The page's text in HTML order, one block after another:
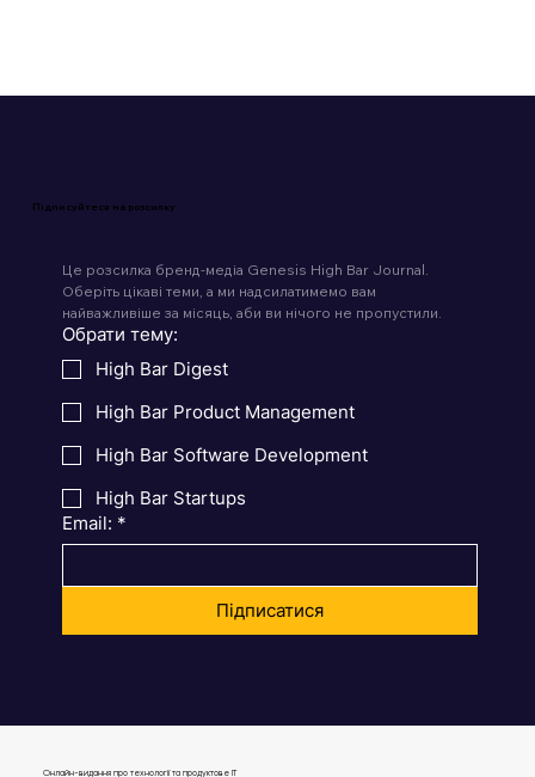
Підписуйтеся на розсилку
Це розсилка бренд-медіа Genesis High Bar Journal.
Оберіть цікаві теми, а ми надсилатимемо вам
найважливіше за місяць, аби ви нічого не пропустили.
Обрати тему:
High Bar Digest
High Bar Product Management
High Bar Software Development
High Bar Startups
Email: *
Підписатися
Онлайн-видання про технології та продуктове IT